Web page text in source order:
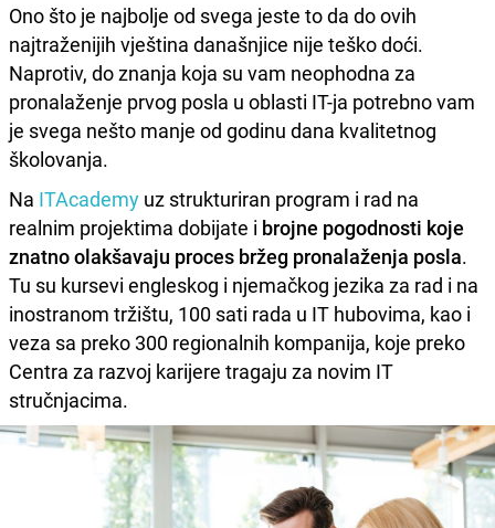
Ono što je najbolje od svega jeste to da do ovih
najtraženijih vještina današnjice nije teško doći.
Naprotiv, do znanja koja su vam neophodna za
pronalaženje prvog posla u oblasti IT-ja potrebno vam
je svega nešto manje od godinu dana kvalitetnog
školovanja.
Na ITAcademy uz strukturiran program i rad na
realnim projektima dobijate i brojne pogodnosti koje
znatno olakšavaju proces bržeg pronalaženja posla.
Tu su kursevi engleskog i njemačkog jezika za rad i na
inostranom tržištu, 100 sati rada u IT hubovima, kao i
veza sa preko 300 regionalnih kompanija, koje preko
Centra za razvoj karijere tragaju za novim IT
stručnjacima.